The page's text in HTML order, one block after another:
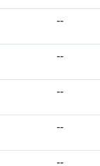
--
--
--
--
--